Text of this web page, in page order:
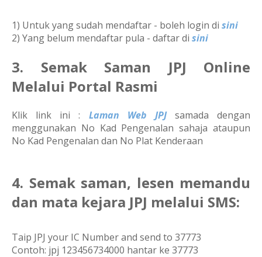
1) Untuk yang sudah mendaftar - boleh login di sini
2) Yang belum mendaftar pula - daftar di sini
3. Semak Saman JPJ Online
Melalui Portal Rasmi
Klik link ini : Laman Web JPJsamada dengan
menggunakan No Kad Pengenalan sahaja ataupun
No Kad Pengenalan dan No Plat Kenderaan
4. Semak saman, lesen memandu
dan mata kejara JPJ melalui SMS:
Taip JPJ your IC Number and send to 37773
Contoh: jpj 123456734000 hantar ke 37773